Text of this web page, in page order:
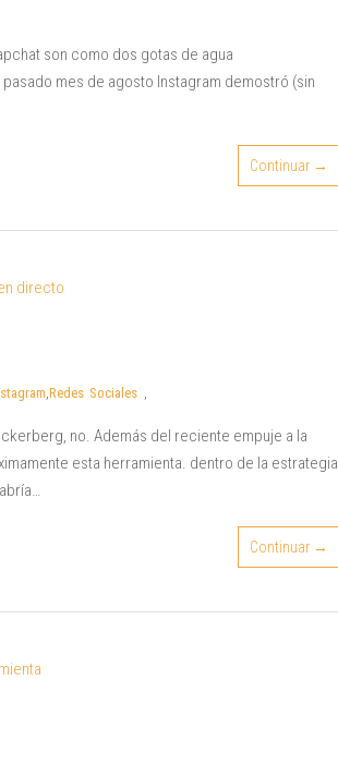
son como dos gotas de agua
mes de agosto Instagram demostró (sin
Continuar →
,Redes Sociales ,
no. Además del reciente empuje a la
esta herramienta. dentro de la estrategia
Continuar →